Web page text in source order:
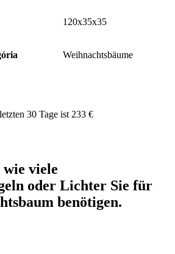
120x35x35
Weihnachtsbäume
30 Tage ist 233 €
wie viele
oder Lichter Sie für
benötigen.